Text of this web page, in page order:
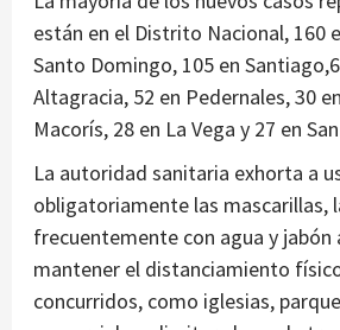
están en el Distrito Nacional, 160
Santo Domingo, 105 en
Altagracia, 52 en Pedernales, 30
Macorís, 28 en La Vega y 27 en
La autoridad sanitaria exhorta a
obligatoriamente las mascarillas,
frecuentemente con agua y jabón
mantener el distanciamiento
concurridos, como iglesias,